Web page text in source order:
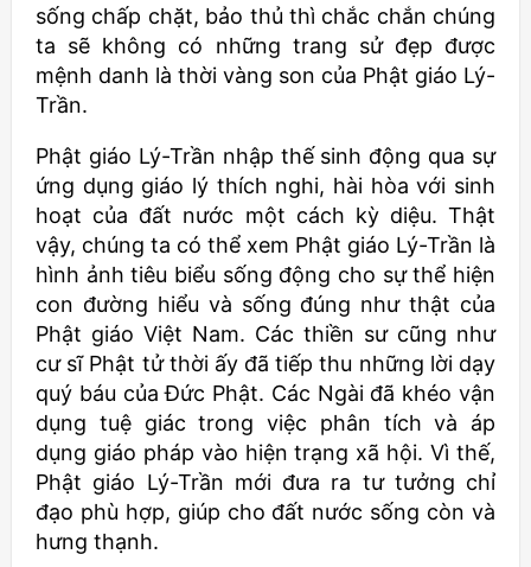
sống chấp chặt, bảo thủ thì chắc chắn chúng
ta sẽ không có những trang sử đẹp được
mệnh danh là thời vàng son của Phật giáo Lý-
Trần.
Phật giáo Lý-Trần nhập thế sinh động qua sự
ứng dụng giáo lý thích nghi, hài hòa với sinh
hoạt của đất nước một cách kỳ diệu. Thật
vậy, chúng ta có thể xem Phật giáo Lý-Trần là
hình ảnh tiêu biểu sống động cho sự thể hiện
con đường hiểu và sống đúng như thật của
Phật giáo Việt Nam. Các thiền sư cũng như
cư sĩ Phật tử thời ấy đã tiếp thu những lời dạy
quý báu của Đức Phật. Các Ngài đã khéo vận
dụng tuệ giác trong việc phân tích và áp
dụng giáo pháp vào hiện trạng xã hội. Vì thế,
Phật giáo Lý-Trần mới đưa ra tư tưởng chỉ
đạo phù hợp, giúp cho đất nước sống còn và
hưng thạnh.